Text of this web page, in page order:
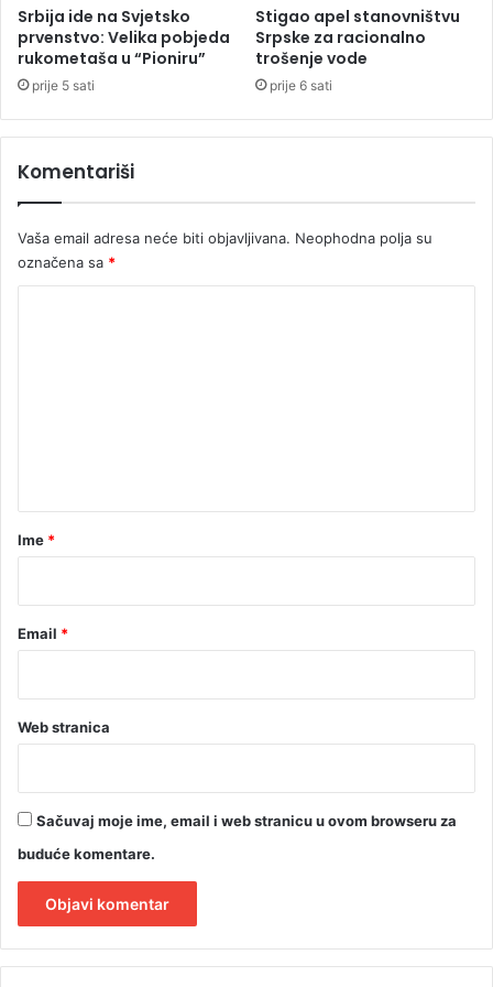
a
n
a
i
p
o
k
e
?
Srbija ide na Svjetsko
prvenstvo: Velika pobjeda
rukometaša u “Pioniru”
prije 5 sati
Stigao apel stanovništvu
Srpske za racionalno
trošenje vode
prije 6 sati
Komentariši
Vaša email adresa neće biti objavljivana. Neophodna polja su
označena sa *
rIme *
Email *
Web stranica
Sačuvaj moje ime, email i web stranicu u ovom browseru za
buduće komentare.